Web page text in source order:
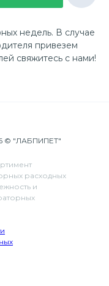
недель. В случае
привезем
свяжитесь с нами!
расходных
и
© "ЛАБПИПЕТ"